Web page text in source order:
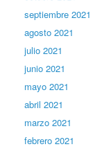
septiembre 2021
agosto 2021
julio 2021
junio 2021
mayo 2021
abril 2021
marzo 2021
febrero 2021